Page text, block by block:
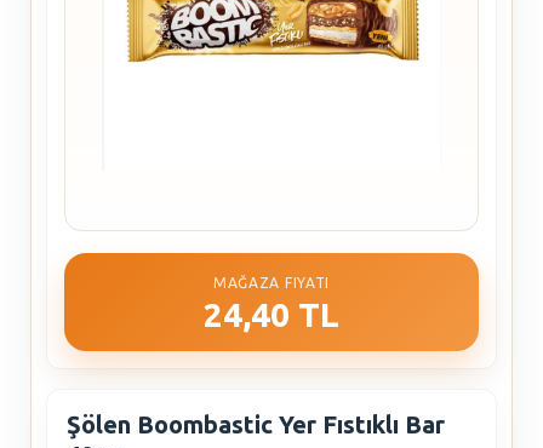
MAĞAZA FIYATI
24,40 TL
Şölen Boombastic Yer Fıstıklı Bar